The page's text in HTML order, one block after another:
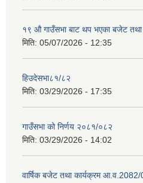
१९ औ गाउँसभा बाट थप भएका बजेट
मिति: 05/07/2026 - 12:35
हिउदेसभा८१/८२
मिति: 03/29/2026 - 17:35
गाउँसभा को निर्णय २०८१/०८२
मिति: 03/29/2026 - 14:02
वार्षिक बजेट तथा कार्यक्रम